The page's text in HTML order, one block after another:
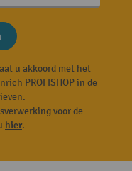
u akkoord met het
PROFISHOP in de
voor de
hier.